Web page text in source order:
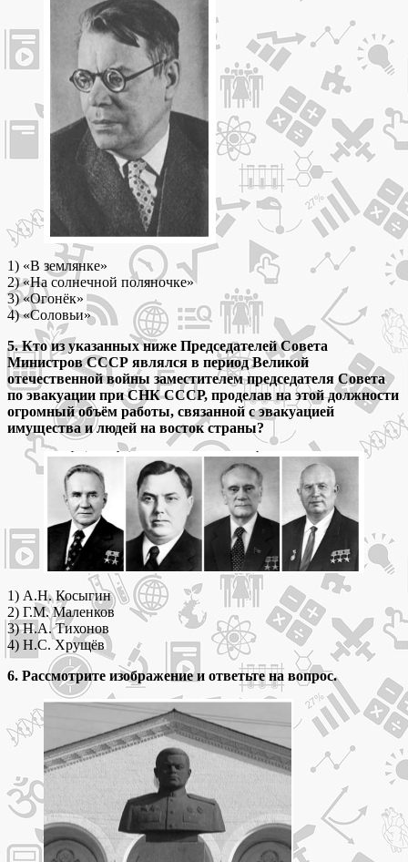
1) «В землянке»
2) «На солнечной поляночке»
3) «Огонёк»
4) «Соловьи»
5. Кто из указанных ниже Председателей Совета
Министров СССР являлся в период Великой
отечественной войны заместителем председателя Совета
по эвакуации при СНК СССР, проделав на этой должности
огромный объём работы, связанной с эвакуацией
имущества и людей на восток страны?
1) А.Н. Косыгин
2) Г.М. Маленков
3) Н.А. Тихонов
4) Н.С. Хрущёв
6. Рассмотрите изображение и ответьте на вопрос.